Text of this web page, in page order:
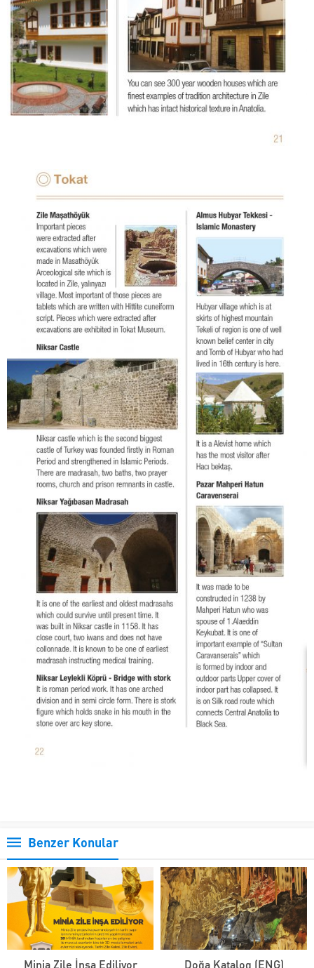
Benzer Konular
Minia Zile İnşa Ediliyor Doğa Katalog (ENG)